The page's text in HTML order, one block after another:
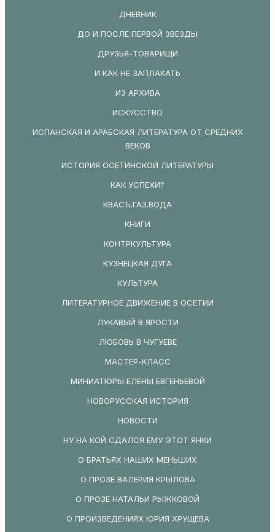
ДНЕВНИК
ДО И ПОСЛЕ ПЕРВОЙ ЗВЕЗДЫ
ДРУЗЬЯ-ТОВАРИЩИ
И КАК НЕ ЗАПЛАКАТЬ
ИЗ АРХИВА
ИСКУССТВО
ИСПАНСКАЯ И АРАБСКАЯ ЛИТЕРАТУРА ОТ СРЕДНИХ
ВЕКОВ
ИСТОРИЯ ОСЕТИНСКОЙ ЛИТЕРАТУРЫ
КАК УСПЕХИ?
КВАСЪ.ГАЗ.ВОДА
КНИГИ
КОНТРКУЛЬТУРА
КУЗНЕЦКАЯ ДУГА
КУЛЬТУРА
ЛИТЕРАТУРНОЕ ДВИЖЕНИЕ В ОСЕТИИ
ЛУКАВЫЙ В ЯРОСТИ
ЛЮБОВЬ В ЧУГУЕВЕ
МАСТЕР-КЛАСС
МИНИАТЮРЫ ЕЛЕНЫ ЕВГЕНЬЕВОЙ
НОВОРУССКАЯ ИСТОРИЯ
НОВОСТИ
НУ НА КОЙ СДАЛСЯ ЕМУ ЭТОТ ЯНКИ
О БРАТЬЯХ НАШИХ МЕНЬШИХ
О ПРОЗЕ ВАЛЕРИЯ КРЫЛОВА
О ПРОЗЕ НАТАЛЬИ РЫЖКОВОЙ
О ПРОИЗВЕДЕНИЯХ ЮРИЯ ХРУЩЕВА